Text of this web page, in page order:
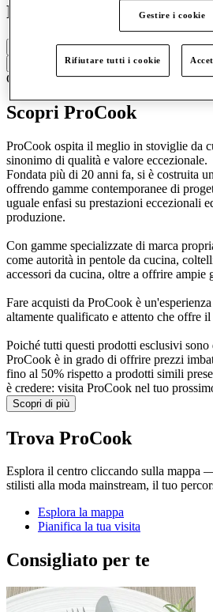
ProCook
Contatta la boutique
Casa Cucina e stoviglie
Scopri ProCook
ProCook ospita il meglio in stoviglie da
sinonimo di qualità e valore eccezionale.
Fondata più di 20 anni fa, si è costruita
offrendo gamme contemporanee di
uguale enfasi su prestazioni eccezionali
produzione.
Con gamme specializzate di marca
come autorità in pentole da cucina,
accessori da cucina, oltre a offrire ampie
Fare acquisti da ProCook è
altamente qualificato e attento che offre
Poiché tutti questi prodotti esclusivi
ProCook è in grado di offrire prezzi
fino al 50% rispetto a prodotti simili
è credere: visita ProCook nel tuo
Scopri di più
Trova ProCook
Esplora il centro cliccando sulla mappa
stilisti alla moda mainstream, il tuo
Esplora la mappa
Pianifica la tua visita
Consigliato per te
Gestire i cookie
Rifiutare tutti i cookie